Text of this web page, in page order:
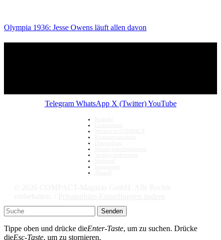
Olympia 1936: Jesse Owens läuft allen davon
Telegram WhatsApp X (Twitter) YouTube
Senden
Tippe oben und drücke dieEnter-Taste, um zu suchen. Drücke
dieEsc-Taste, um zu stornieren.